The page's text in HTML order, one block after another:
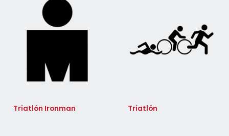
Triatlón Ironman Triatlón